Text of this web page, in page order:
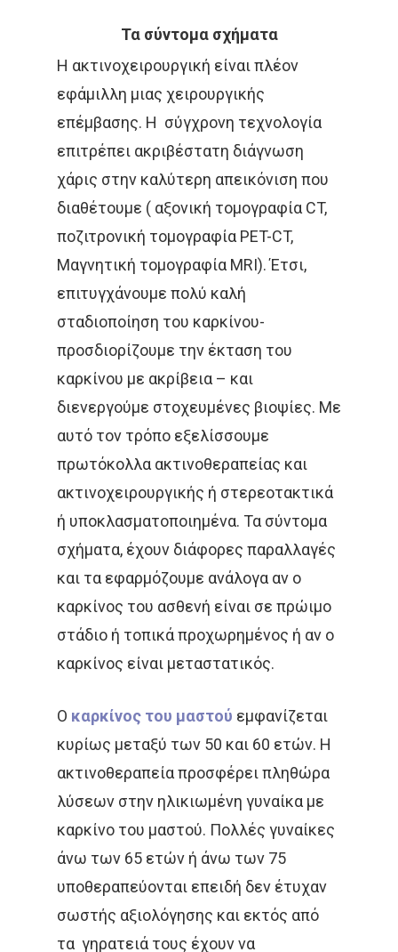
Τα σύντομα σχήματα
Η ακτινοχειρουργική είναι πλέον
εφάμιλλη μιας χειρουργικής
επέμβασης. Η σύγχρονη τεχνολογία
επιτρέπει ακριβέστατη διάγνωση
χάρις στην καλύτερη απεικόνιση που
διαθέτουμε ( αξονική τομογραφία CT,
ποζιτρονική τομογραφία PET-CT,
Μαγνητική τομογραφία MRI). Έτσι,
επιτυγχάνουμε πολύ καλή
σταδιοποίηση του καρκίνου-
προσδιορίζουμε την έκταση του
καρκίνου με ακρίβεια – και
διενεργούμε στοχευμένες βιοψίες. Με
αυτό τον τρόπο εξελίσσουμε
πρωτόκολλα ακτινοθεραπείας και
ακτινοχειρουργικής ή στερεοτακτικά
ή υποκλασματοποιημένα. Τα σύντομα
σχήματα, έχουν διάφορες παραλλαγές
και τα εφαρμόζουμε ανάλογα αν ο
καρκίνος του ασθενή είναι σε πρώιμο
στάδιο ή τοπικά προχωρημένος ή αν ο
καρκίνος είναι μεταστατικός.
Ο καρκίνος του μαστού εμφανίζεται
κυρίως μεταξύ των 50 και 60 ετών. Η
ακτινοθεραπεία προσφέρει πληθώρα
λύσεων στην ηλικιωμένη γυναίκα με
καρκίνο του μαστού. Πολλές γυναίκες
άνω των 65 ετών ή άνω των 75
υποθεραπεύονται επειδή δεν έτυχαν
σωστής αξιολόγησης και εκτός από
τα γηρατειά τους έχουν να
Αρχική
Μαρτυρίες
Συνεργασίες Μέλη
Ομάδα Των
Παθήσεις
Καλοήθη Νοσήματα
Κακοήθη Νοσήματα
Καρκίνος Του
Καρκίνος Μαστού
Καρκίνος Στομάχου
Οισοφάγου Και
Καρκίνος
Καρκίνος Του
Καρκίνος
Κύστεως
Παιδιατρικά
Μεταστατική Νόσος
Παρενέργειες
Θεραπεία Πόνου
Σπάνιοι Όγκοι
Τεχνικές
Βραχυθεραπεία
Στερεοταξία
Επικαιρότητα
Νέα
Βιβλία
Εφημερίδες &
Video
Επιστημονικές
Έρευνα
Επικοινωνία
Ελληνικα
Αναζήτηση
Ακτινοθεραπευτική